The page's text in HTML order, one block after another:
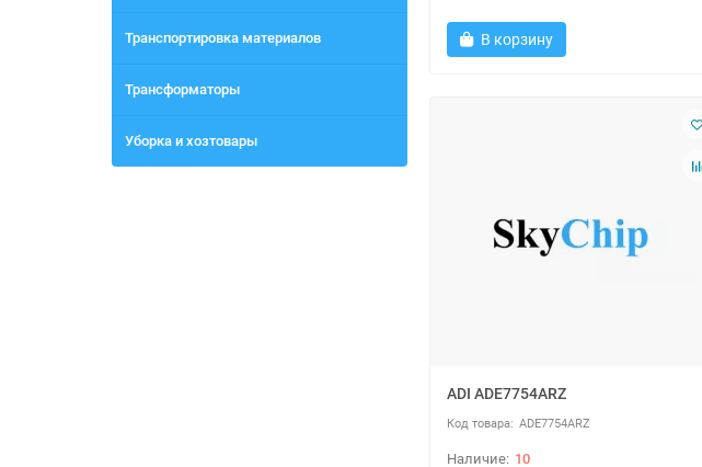
Транспортировка материалов
Трансформаторы
Уборка и хозтовары
В корзину
ADI ADE7754ARZ
ADE7754ARZ
10